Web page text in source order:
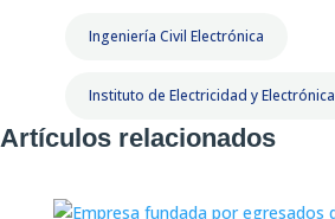
Ingeniería Civil Electrónica
Instituto de Electricidad y Electrónica
Artículos relacionados